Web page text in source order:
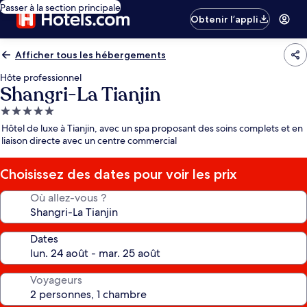
Passer à la section principale
Obtenir l’appli
Afficher tous les hébergements
Hôte professionnel
Shangri-La Tianjin
Hébergement
5.0 étoiles
Hôtel de luxe à Tianjin, avec un spa proposant des soins complets et en
liaison directe avec un centre commercial
Choisissez des dates pour voir les prix
Où allez-vous ?
Dates
Voyageurs